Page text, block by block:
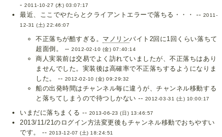
-2011-10-27 (木) 03:07:17
最近、ここでやたらとクライアントエラーで落ちる・・・ -- 2011-
12-31 (土) 22:46:07
不正落ちが酷すぎる。 マノリンバイト2回に1回くらい落ちて
超面倒。 --2012-02-10 (金) 07:40:14
商人実装前は交易でよく訪れていましたが、不正落ちはあり
ませんでした。実装後は高確率で不正落ちするようになりま
した。 -- 2012-02-10 (金) 09:29:32
船の出発時間はチャンネル毎に違うが、チャンネル移動する
と落ちてしまうので待つしかない -- 2012-03-31 (土) 10:00:17
いまだに落ちまくる -- 2013-06-23 (日) 13:46:57
2013/11/21のログイン方法変更後もチャンネル移動でおちやすい
です。 -- 2013-12-07 (土) 18:24:51